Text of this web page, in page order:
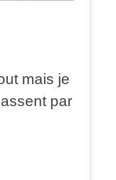
mais je
par